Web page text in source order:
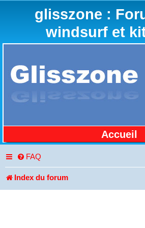
glisszone :
windsurf et
Accueil
FAQ
Index du forum